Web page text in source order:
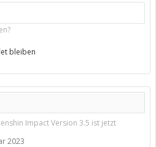
bleiben
Impact Version 3.5 ist jetzt
2023